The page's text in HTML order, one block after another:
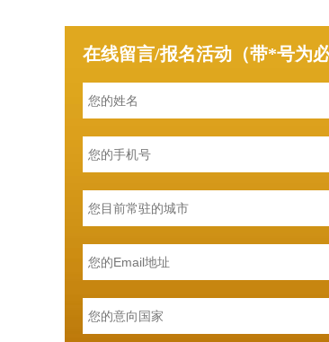
在线留言/报名活动（带*号为必